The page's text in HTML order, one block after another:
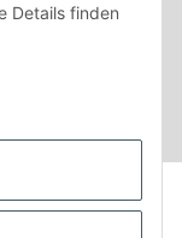
Details finden